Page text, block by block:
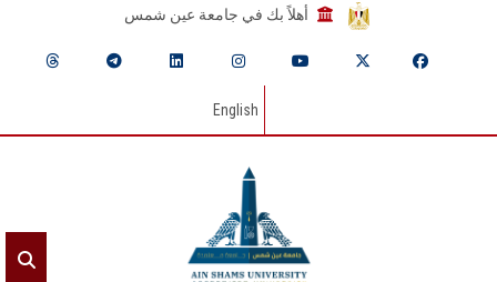
أهلاً بك في جامعة عين شمس
English